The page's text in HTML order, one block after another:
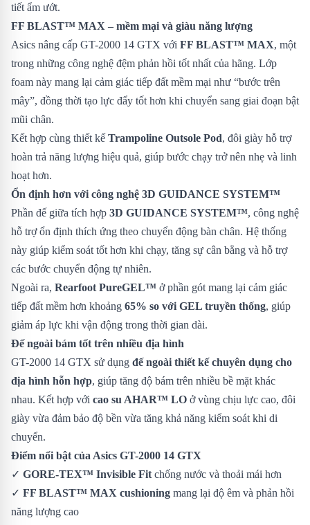
tiết ẩm ướt.
FF BLAST™ MAX – mềm mại và giàu năng lượng
Asics nâng cấp GT-2000 14 GTX với FF BLAST™ MAX, một
trong những công nghệ đệm phản hồi tốt nhất của hãng. Lớp
foam này mang lại cảm giác tiếp đất mềm mại như “bước trên
mây”, đồng thời tạo lực đẩy tốt hơn khi chuyển sang giai đoạn bật
mũi chân.
Kết hợp cùng thiết kế Trampoline Outsole Pod, đôi giày hỗ trợ
hoàn trả năng lượng hiệu quả, giúp bước chạy trở nên nhẹ và linh
hoạt hơn.
Ổn định hơn với công nghệ 3D GUIDANCE SYSTEM™
Phần đế giữa tích hợp 3D GUIDANCE SYSTEM™, công nghệ
hỗ trợ ổn định thích ứng theo chuyển động bàn chân. Hệ thống
này giúp kiểm soát tốt hơn khi chạy, tăng sự cân bằng và hỗ trợ
các bước chuyển động tự nhiên.
Ngoài ra, Rearfoot PureGEL™ ở phần gót mang lại cảm giác
tiếp đất mềm hơn khoảng 65% so với GEL truyền thống, giúp
giảm áp lực khi vận động trong thời gian dài.
Đế ngoài bám tốt trên nhiều địa hình
GT-2000 14 GTX sử dụng đế ngoài thiết kế chuyên dụng cho
địa hình hỗn hợp, giúp tăng độ bám trên nhiều bề mặt khác
nhau. Kết hợp với cao su AHAR™ LO ở vùng chịu lực cao, đôi
giày vừa đảm bảo độ bền vừa tăng khả năng kiểm soát khi di
chuyển.
Điểm nổi bật của Asics GT-2000 14 GTX
✓ GORE-TEX™ Invisible Fit chống nước và thoải mái hơn
✓ FF BLAST™ MAX cushioning mang lại độ êm và phản hồi
năng lượng cao